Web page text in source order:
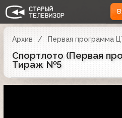
Архив Первая программа
Спортлото (Первая
Тираж №5